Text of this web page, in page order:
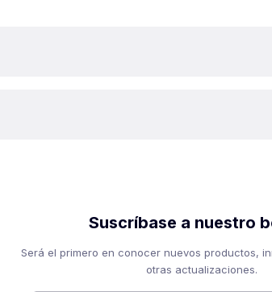
Suscríbase a nuestro
Será el primero en conocer nuevos productos,
otras actualizaciones.